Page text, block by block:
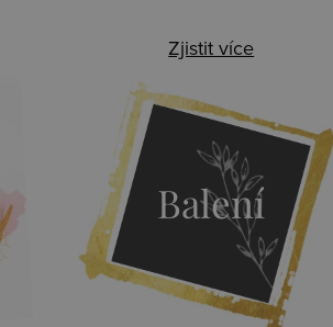
Zjistit více
Balení